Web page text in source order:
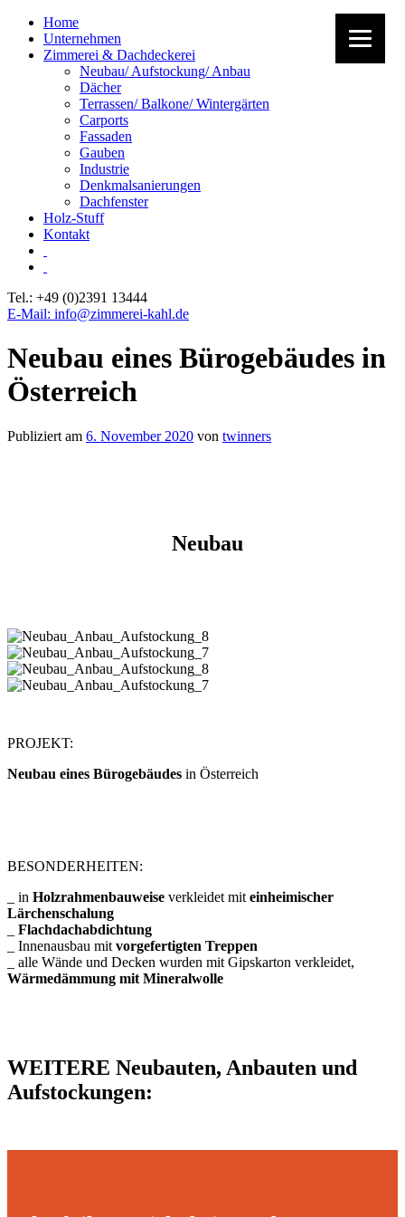
Home
Unternehmen
Zimmerei & Dachdeckerei
Neubau/ Aufstockung/ Anbau
Dächer
Terrassen/ Balkone/ Wintergärten
Carports
Fassaden
Gauben
Industrie
Denkmalsanierungen
Dachfenster
Holz-Stuff
Kontakt
Tel.: +49 (0)2391 13444
E-Mail: info@zimmerei-kahl.de
Neubau eines Bürogebäudes in
Österreich
Publiziert am 6. November 2020 von twinners
Neubau
PROJEKT:
Neubau eines Bürogebäudes in Österreich
BESONDERHEITEN:
_ in Holzrahmenbauweise verkleidet mit einheimischer
Lärchenschalung
Flachdachabdichtung
_ Innenausbau mit vorgefertigten Treppen
_ alle Wände und Decken wurden mit Gipskarton verkleidet,
Wärmedämmung mit Mineralwolle
WEITERE Neubauten, Anbauten und
Aufstockungen: